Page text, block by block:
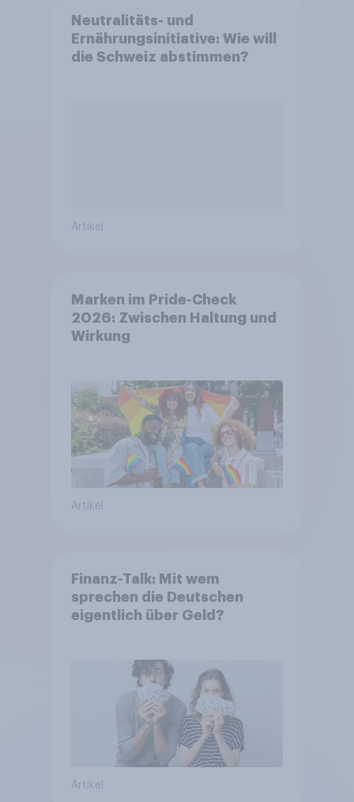
Neutralitäts- und
Ernährungsinitiative: Wie will
die Schweiz abstimmen?
Artikel
Marken im Pride-Check
2026: Zwischen Haltung und
Wirkung
Artikel
Finanz-Talk: Mit wem
sprechen die Deutschen
eigentlich über Geld?
Artikel